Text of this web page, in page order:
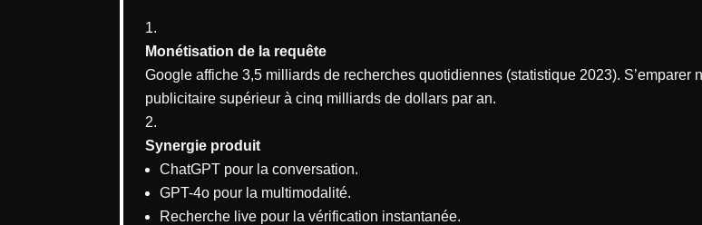
Monétisation de la requête
Google affiche 3,5 milliards de recherches quotidiennes (statistique 2023).
publicitaire supérieur à cinq milliards de dollars par an.
Synergie produit
ChatGPT pour la conversation.
GPT-4o pour la multimodalité.
Recherche live pour la vérification instantanée.